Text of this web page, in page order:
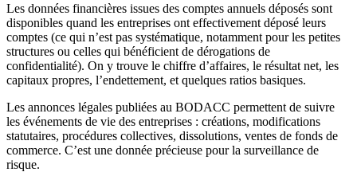
Les données financières issues des comptes annuels déposés sont
disponibles quand les entreprises ont effectivement déposé leurs
comptes (ce qui n’est pas systématique, notamment pour les petites
structures ou celles qui bénéficient de dérogations de
confidentialité). On y trouve le chiffre d’affaires, le résultat net, les
capitaux propres, l’endettement, et quelques ratios basiques.
Les annonces légales publiées au BODACC permettent de suivre
les événements de vie des entreprises : créations, modifications
statutaires, procédures collectives, dissolutions, ventes de fonds de
commerce. C’est une donnée précieuse pour la surveillance de
risque.